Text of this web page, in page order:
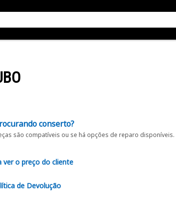
conserto?
são compatíveis ou se há opções de reparo disponíveis.
ver o preço do cliente
de Devolução